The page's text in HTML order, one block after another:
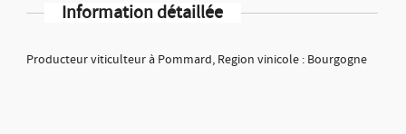
Information détaillée
Producteur viticulteur à Pommard, Region vinicole : Bourgogne